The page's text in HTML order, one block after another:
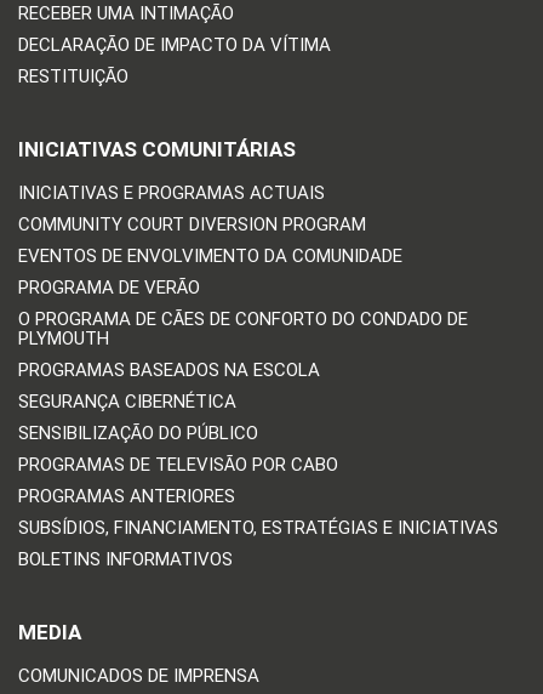
RECEBER UMA INTIMAÇÃO
DECLARAÇÃO DE IMPACTO DA VÍTIMA
RESTITUIÇÃO
INICIATIVAS COMUNITÁRIAS
INICIATIVAS E PROGRAMAS ACTUAIS
COMMUNITY COURT DIVERSION PROGRAM
EVENTOS DE ENVOLVIMENTO DA COMUNIDADE
PROGRAMA DE VERÃO
O PROGRAMA DE CÃES DE CONFORTO DO CONDADO DE
PLYMOUTH
PROGRAMAS BASEADOS NA ESCOLA
SEGURANÇA CIBERNÉTICA
SENSIBILIZAÇÃO DO PÚBLICO
PROGRAMAS DE TELEVISÃO POR CABO
PROGRAMAS ANTERIORES
SUBSÍDIOS, FINANCIAMENTO, ESTRATÉGIAS E INICIATIVAS
BOLETINS INFORMATIVOS
MEDIA
COMUNICADOS DE IMPRENSA